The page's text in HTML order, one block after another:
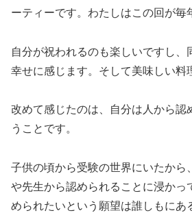
ーティーです。わたしはこの回が毎
自分が祝われるのも楽しいですし、
幸せに感じます。そして美味しい料
改めて感じたのは、自分は人から認
うことです。
子供の頃から受験の世界にいたから
や先生から認められることに浸かっ
められたいという願望は誰しもにあ